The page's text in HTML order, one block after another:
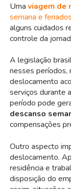
Uma viagem de
semana e feriados
alguns cuidados
controle da
A legislação
nesses períodos,
deslocamento
serviços durante
período pode
descanso
compensações
Outro aspecto
deslocamento.
residência e
disposição do